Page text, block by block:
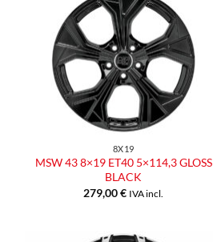
Aggiungi
alla lista
dei
desideri
8X19
MSW 43 8×19 ET40 5×114,3 GLOSS
BLACK
279,00€ IVA incl.